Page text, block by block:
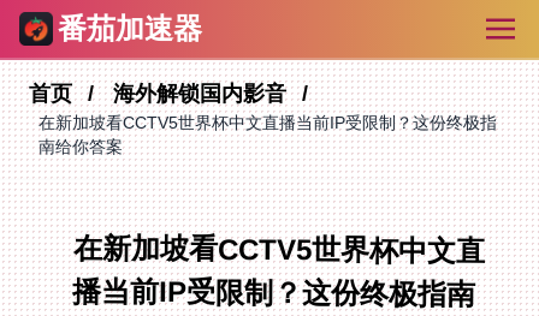
番茄加速器
首页 海外解锁国内影音
在新加坡看CCTV5世界杯中文直播当前IP受限制？这份终极指
南给你答案
在新加坡看CCTV5世界杯中文直
播当前IP受限制？这份终极指南